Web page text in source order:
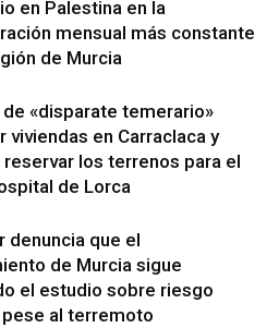
en Palestina en la
mensual más constante
de Murcia
de «disparate temerario»
viviendas en Carraclaca y
reservar los terrenos para el
de Lorca
denuncia que el
de Murcia sigue
el estudio sobre riesgo
al terremoto